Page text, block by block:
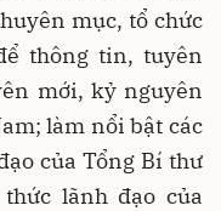
mục, tổ chức
thông tin, tuyên
mới, kỷ nguyên
làm nổi bật các
của Tổng Bí thư
lãnh đạo của